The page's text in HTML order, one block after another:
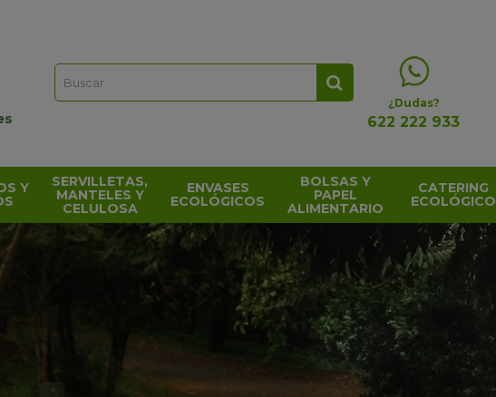
¿Dudas?
622 222 933
Y
SERVILLETAS,
MANTELES Y
CELULOSA
ENVASES
ECOLÓGICOS
BOLSAS Y
PAPEL
ALIMENTARIO
CATERING
ECOLÓGICO